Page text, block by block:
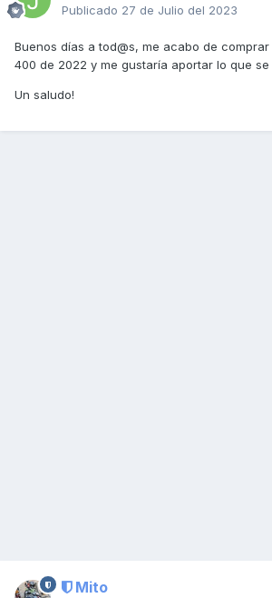
Publicado 27 de Julio del 2023
Buenos días a tod@s, me acabo de
400 de 2022 y me gustaría aportar lo que
Un saludo!
Mito